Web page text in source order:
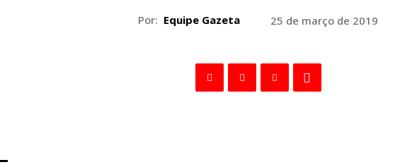
Por: Equipe Gazeta 25 de março de 2019